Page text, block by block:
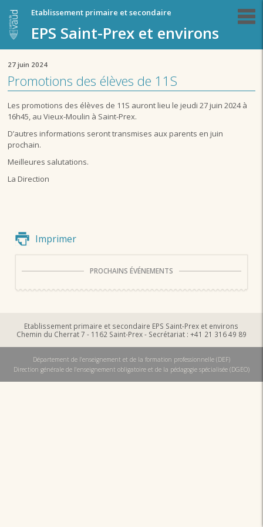
Etablissement primaire et secondaire
EPS Saint-Prex et environs
27 juin 2024
Promotions des élèves de 11S
Les promotions des élèves de 11S auront lieu le jeudi 27 juin 2024 à
16h45, au Vieux-Moulin à Saint-Prex.
D’autres informations seront transmises aux parents en juin
prochain.
Meilleures salutations.
La Direction
Imprimer
PROCHAINS ÉVÉNEMENTS
Etablissement primaire et secondaire EPS Saint-Prex et environs
Chemin du Cherrat 7 - 1162 Saint-Prex - Secrétariat : +41 21 316 49 89
Département de l'enseignement et de la formation professionnelle (DEF)
Direction générale de l'enseignement obligatoire et de la pédagogie spécialisée (DGEO)